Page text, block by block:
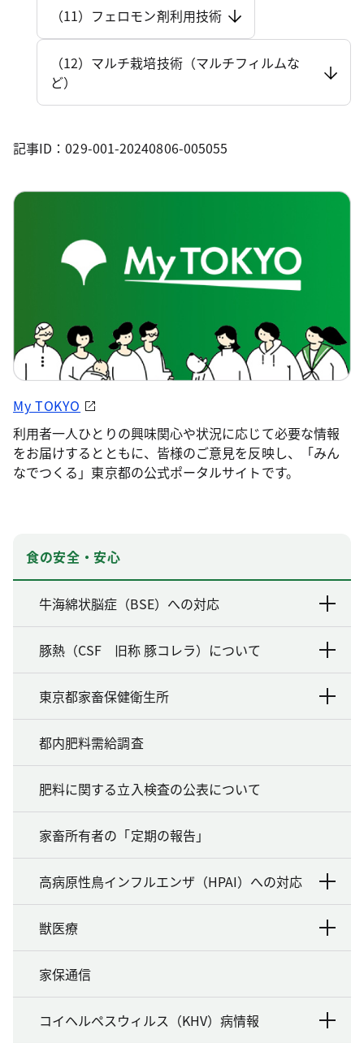
（11）フェロモン剤利用技術
（12）マルチ栽培技術（マルチフィルムな
ど）
記事ID：029-001-20240806-005055
My TOKYO
利用者一人ひとりの興味関心や状況に応じて必要な情報
をお届けするとともに、皆様のご意見を反映し、「みん
なでつくる」東京都の公式ポータルサイトです。
食の安全・安心
牛海綿状脳症（BSE）への対応
豚熱（CSF 旧称 豚コレラ）について
東京都家畜保健衛生所
都内肥料需給調査
肥料に関する立入検査の公表について
家畜所有者の「定期の報告」
高病原性鳥インフルエンザ（HPAI）への対応
獣医療
家保通信
コイヘルペスウィルス（KHV）病情報